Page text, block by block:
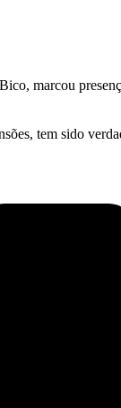
marcou
tem sido